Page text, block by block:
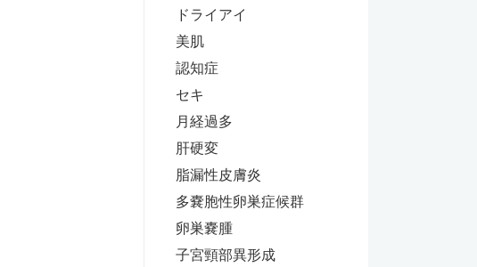
ドライアイ
美肌
認知症
セキ
月経過多
肝硬変
脂漏性皮膚炎
多嚢胞性卵巣症候群
卵巣嚢腫
子宮頸部異形成